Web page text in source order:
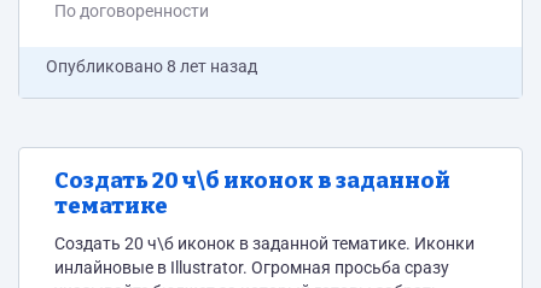
По договоренности
Опубликовано8 лет назад
Создать 20 ч\б иконок в заданной
тематике
Создать 20 ч\б иконок в заданной тематике. Иконки
инлайновые в Illustrator. Огромная просьба сразу